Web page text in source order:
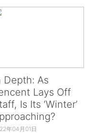
Depth: As
Lays Off
Is Its ‘Winter’
年04月01日